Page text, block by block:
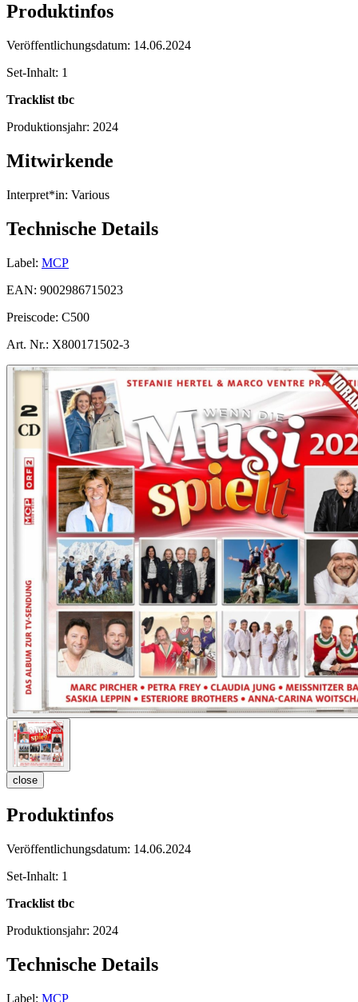
Produktinfos
Veröffentlichungsdatum: 14.06.2024
Set-Inhalt: 1
Tracklist tbc
Produktionsjahr: 2024
Mitwirkende
Interpret*in: Various
Technische Details
Label: MCP
EAN: 9002986715023
Preiscode: C500
Art. Nr.: X800171502-3
close
Produktinfos
Veröffentlichungsdatum: 14.06.2024
Set-Inhalt: 1
Tracklist tbc
Produktionsjahr: 2024
Technische Details
Label: MCP